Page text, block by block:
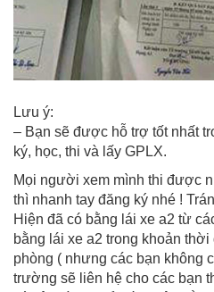
Lưu ý:
– Bạn sẽ được hỗ trợ tốt nhất
ký, học, thi và lấy GPLX.
Mọi người xem mình thi được
thì nhanh tay đăng ký nhé !
Hiện đã có bằng lái xe a2 từ
bằng lái xe a2 trong khoản
phòng ( nhưng các bạn không
trường sẽ liên hệ cho các bạn